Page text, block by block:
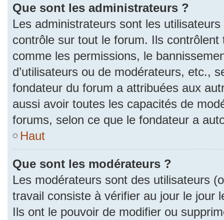
Que sont les administrateurs ?
Les administrateurs sont les
contrôle sur tout le forum. Ils
comme les permissions, le
d’utilisateurs ou de modérateurs, etc.,
fondateur du forum a attribuées aux
aussi avoir toutes les capacités de
forums, selon ce que le fondateur a
Haut
Que sont les modérateurs ?
Les modérateurs sont des utilisateurs
travail consiste à vérifier au jour le jour
Ils ont le pouvoir de modifier ou